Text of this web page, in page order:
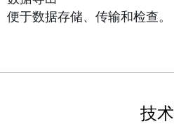
便于数据存储、传输和检查。
技术